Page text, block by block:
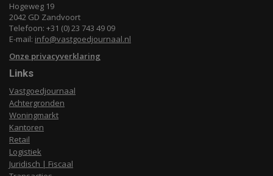
Hogeweg 19
2042 GD Zandvoort
Telefoon: +31 (0) 23 743 49 09
E-mail: info@vastgoedjournaal.nl
Onze privacyverklaring
Links
Vastgoedjournaal
Achtergronden
Woningmarkt
Kantoren
Retail
Logistiek
Juridisch | Fiscaal